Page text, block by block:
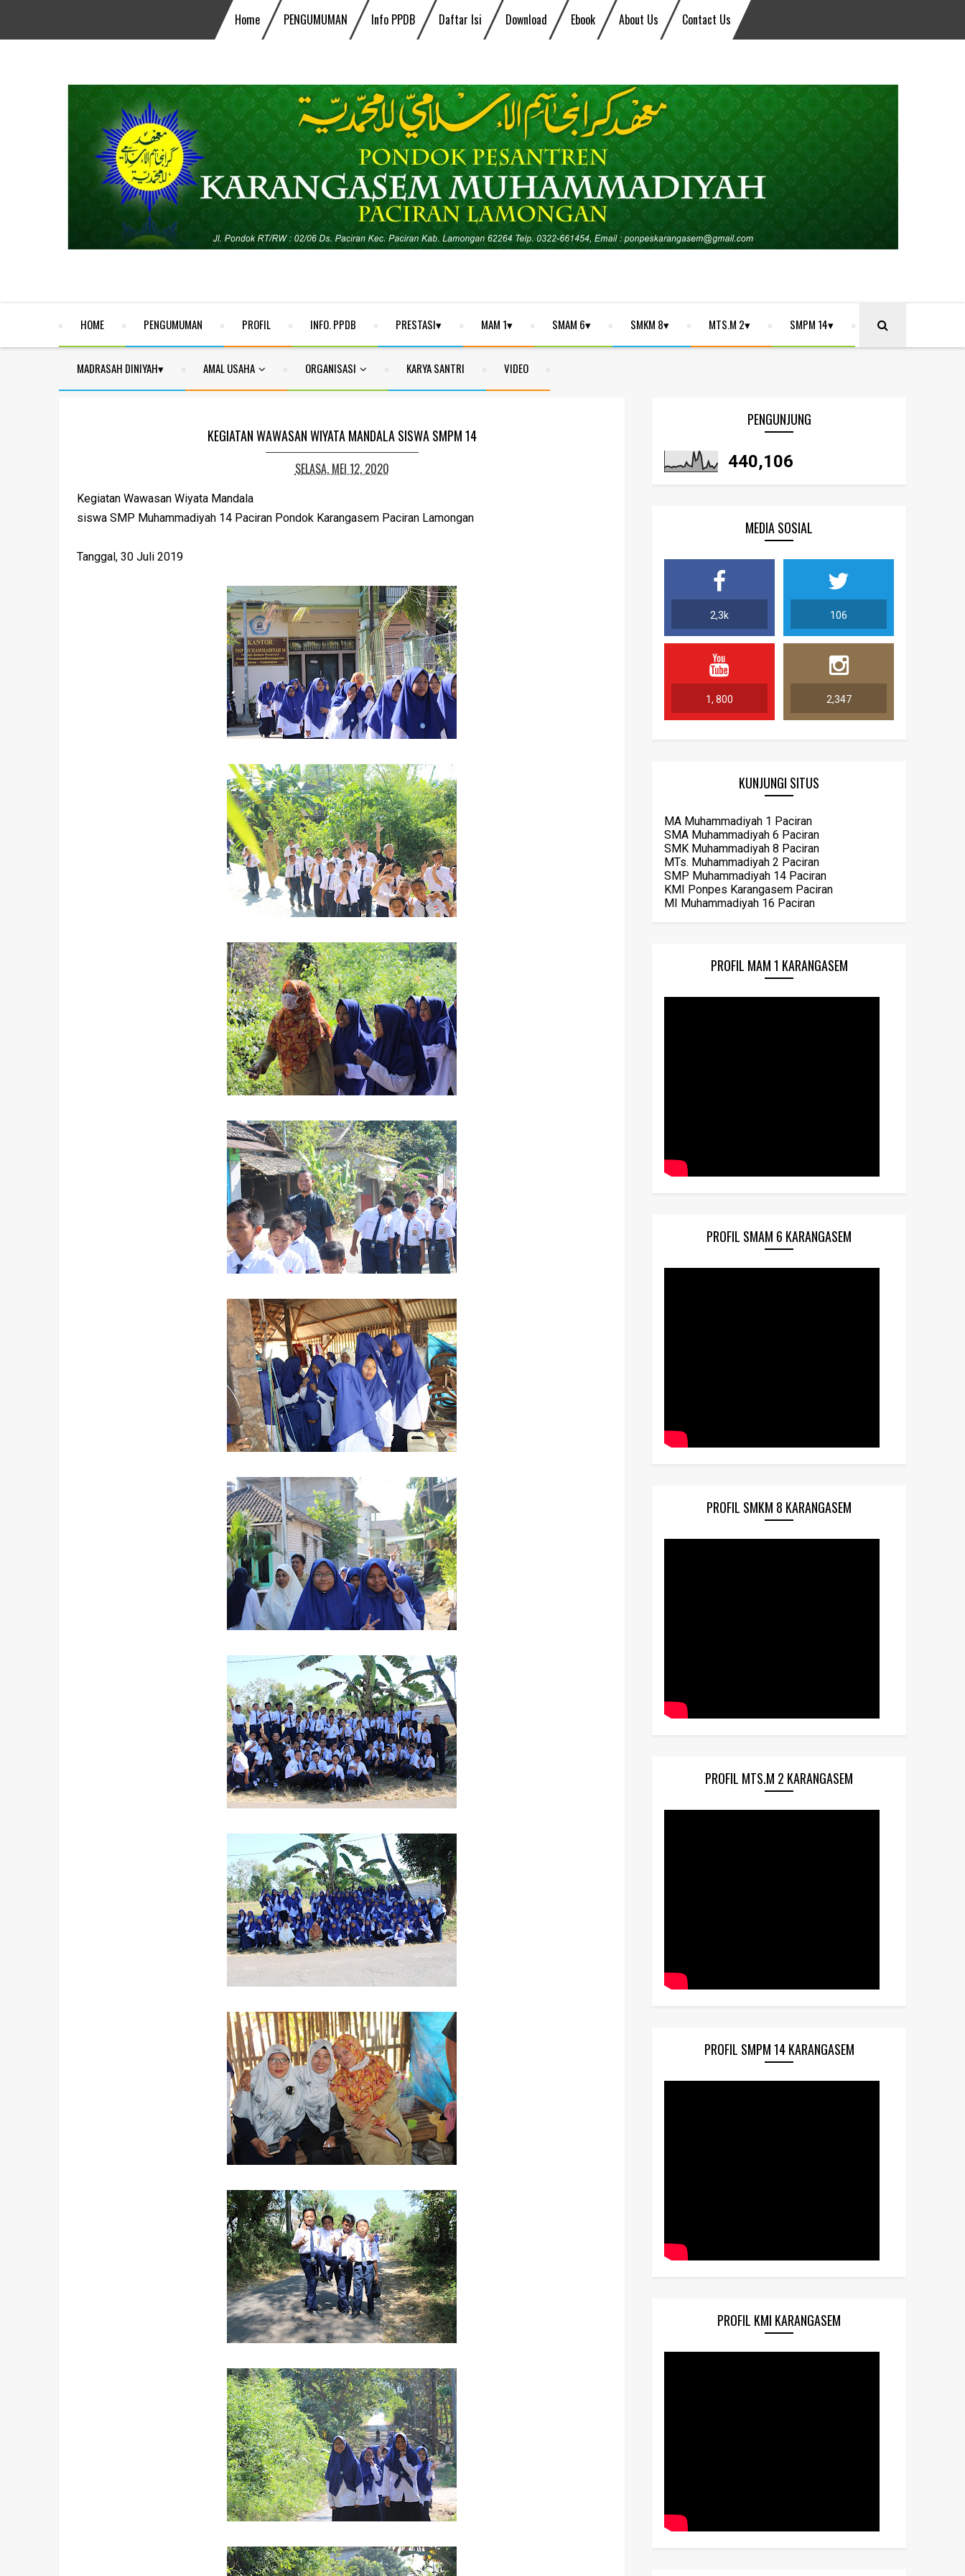
Home PENGUMUMAN Info PPDB Daftar Isi Download Ebook About Us Contact Us
HOME PENGUMUMAN PROFIL INFO. PPDB PRESTASI MAM 1 SMAM 6 SMKM 8 MTS.M 2 SMPM 14
MADRASAH DINIYAH AMAL USAHA ORGANISASI KARYA SANTRI VIDEO
KEGIATAN WAWASAN WIYATA MANDALA SISWA SMPM 14
SELASA, MEI 12, 2020
Kegiatan Wawasan Wiyata Mandala
siswa SMP Muhammadiyah 14 Paciran Pondok Karangasem Paciran Lamongan
Tanggal, 30 Juli 2019
PENGUNJUNG
440,106
MEDIA SOSIAL
2,3k 106
1, 800 2,347
KUNJUNGI SITUS
MA Muhammadiyah 1 Paciran
SMA Muhammadiyah 6 Paciran
SMK Muhammadiyah 8 Paciran
MTs. Muhammadiyah 2 Paciran
SMP Muhammadiyah 14 Paciran
KMI Ponpes Karangasem Paciran
MI Muhammadiyah 16 Paciran
PROFIL MAM 1 KARANGASEM
PROFIL SMAM 6 KARANGASEM
PROFIL SMKM 8 KARANGASEM
PROFIL MTS.M 2 KARANGASEM
PROFIL SMPM 14 KARANGASEM
PROFIL KMI KARANGASEM